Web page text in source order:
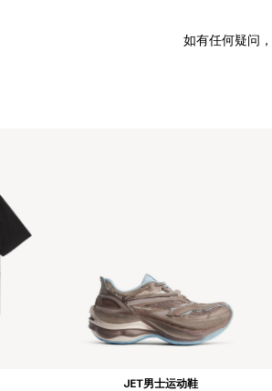
如有任何疑问，
JET男士运动鞋